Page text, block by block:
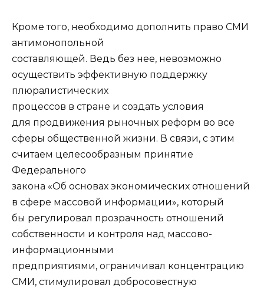
Кроме того, необходимо дополнить право СМИ
антимонопольной
составляющей. Ведь без нее, невозможно
осуществить эффективную поддержку
плюралистических
процессов в стране и создать условия
для продвижения рыночных реформ во все
сферы общественной жизни. В связи, с этим
считаем целесообразным принятие
Федерального
закона «Об основах экономических отношений
в сфере массовой информации», который
бы регулировал прозрачность отношений
собственности и контроля над массово-
информационными
предприятиями, ограничивал концентрацию
СМИ, стимулировал добросовестную